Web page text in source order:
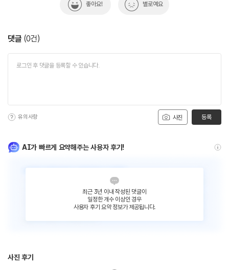
좋아요! 별로예요
댓글 (0건)
사진
유의사항 등록
AI가 빠르게 요약해주는 사용자 후기!
최근 3년 이내 작성된 댓글이
일정한 개수 이상인 경우
사용자 후기 요약 정보가 제공됩니다.
사진 후기